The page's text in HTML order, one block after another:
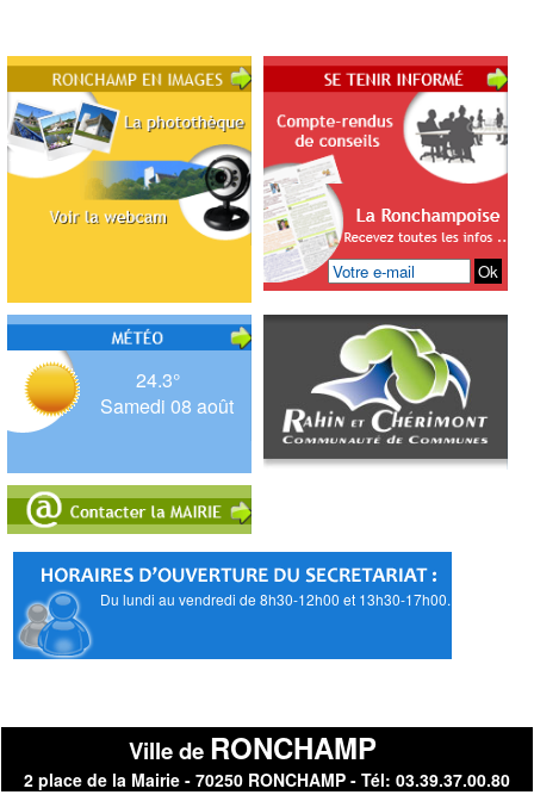
24.3°
Samedi 08 août
Du lundi au vendredi de 8h30-12h00 et 13h30-17h00.
Ville de RONCHAMP
2 place de la Mairie - 70250 RONCHAMP - Tél: 03.39.37.00.80